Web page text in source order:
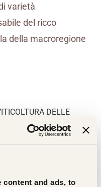
content and ads, to
varietà
del ricco
della macroregione
DELLE
Articolo successivo
DELLE VENEZIE